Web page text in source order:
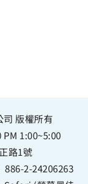
司 版權所有
PM 1:00~5:00
路1號
886-2-24206263